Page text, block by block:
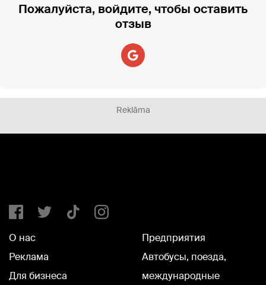
Пожалуйста, войдите, чтобы оставить
отзыв
Reklāma
О нас
Реклама
Для бизнеса
Предприятия
Автобусы, поезда,
международные